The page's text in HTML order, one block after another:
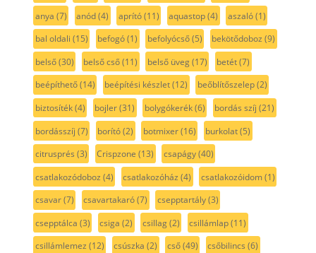
anya (7) anód(4) aprító(11) aquastop(4) aszaló(1)
bal oldali (15) befogó(1) befolyócső(5) bekötődoboz (9)
belső(30) belső cső(11) belső üveg(17) betét(7)
beépíthető(14) beépítési készlet(12) beőblítőszelep(2)
biztosíték(4) bojler(31) bolygókerék(6) bordás szíj (21)
bordásszíj (7) borító(2) botmixer(16) burkolat(5)
citrusprés (3) Crispzone (13) csapágy(40)
csatlakozódoboz (4) csatlakozóház (4) csatlakozóidom(1)
csavar(7) csavartakaró(7) csepptartály(3)
csepptálca (3) csiga (2) csillag(2) csillámlap(11)
csillámlemez (12) csúszka (2) cső(49) csőbilincs (6)